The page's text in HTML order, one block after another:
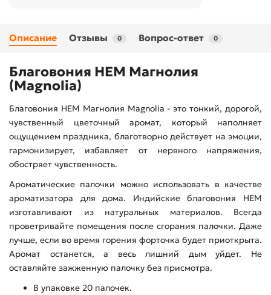
Описание Отзывы 0 Вопрос-ответ 0
Благовония HEM Магнолия
(Magnolia)
Благовония HEM Магнолия Magnolia - это тонкий, дорогой,
чувственный цветочный аромат, который наполняет
ощущением праздника, благотворно действует на эмоции,
гармонизирует, избавляет от нервного напряжения,
обостряет чувственность.
Ароматические палочки можно использовать в качестве
ароматизатора для дома. Индийские благовония HEM
изготавливают из натуральных материалов. Всегда
проветривайте помещения после сгорания палочки. Даже
лучше, если во время горения форточка будет приоткрыта.
Аромат останется, а весь лишний дым уйдет. Не
оставляйте зажженную палочку без присмотра.
В упаковке 20 палочек.